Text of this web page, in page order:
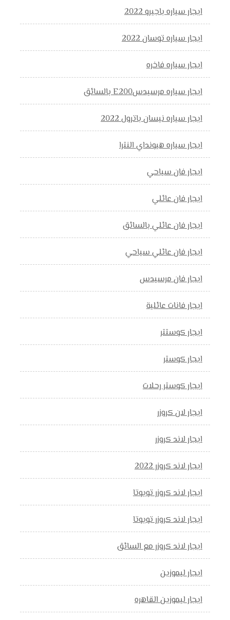
ايجار سياره باجيرو 2022
ايجار سياره توسان 2022
ايجار سياره فاخره
ايجار سياره مرسيدسE200 بالسائق
ايجار سياره نيسان باترول 2022
ايجار سياره هيونداي النترا
ايجار فان سياحي
ايجار فان عائلي
ايجار فان عائلي بالسائق
ايجار فان عائلي سياحي
ايجار فان مرسيدس
ايجار فانات عائلية
ايجار كوستتر
ايجار كوستر
ايجار كوستر رحلات
ايجار لان كروزر
ايجار لاند كروزر
ايجار لاند كروزر 2022
ايجار لاند كروزر تويوتا
ايجار لاند كروزر تويوتا
ايجار لاند كروزر مع السائق
ايجار ليموزين
ايجار ليموزين القاهره